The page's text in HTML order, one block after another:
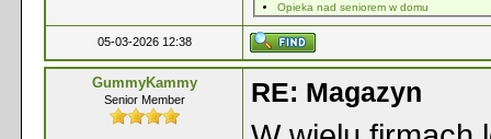
Opieka nad seniorem w domu
05-03-2026 12:38
GummyKammy
Senior Member RE: Magazyn